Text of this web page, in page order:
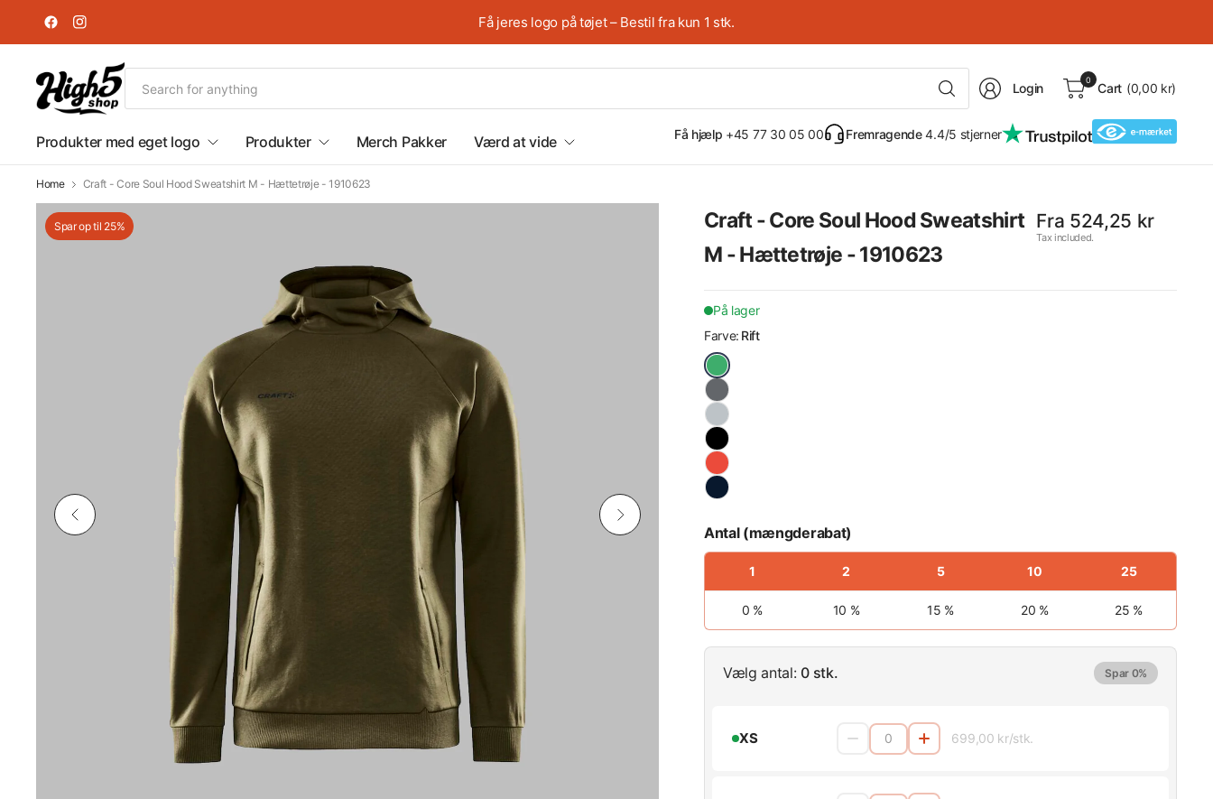
Få jeres logo på tøjet – Bestil fra kun 1 stk.
Search
for
Login
0
Cart (0,00 kr)
Produkter med eget logo Produkter Merch Pakker Værd at vide Få hjælp +45 77 30 05 00 Fremragende4.4/5 stjerner
Home Craft - Core Soul Hood Sweatshirt M - Hættetrøje - 1910623
Spar op til 25% Spar op til 25%
Craft - Core Soul Hood Sweatshirt
M - Hættetrøje - 1910623
Fra 524,25 kr
Tax included.
På lager
Farve: Rift
Antal (mængderabat)
1 2 5 10 25
0 % 10 % 15 % 20 % 25 %
Vælg antal: 0 stk. Spar 0%
XS 699,00 kr/stk.